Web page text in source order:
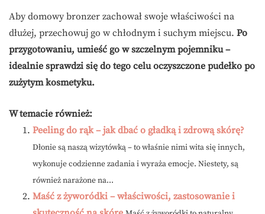
Aby domowy bronzer zachował swoje właściwości na
dłużej, przechowuj go w chłodnym i suchym miejscu. Po
przygotowaniu, umieść go w szczelnym pojemniku –
idealnie sprawdzi się do tego celu oczyszczone pudełko po
zużytym kosmetyku.
W temacie również:
Peeling do rąk – jak dbać o gładką i zdrową skórę?
Dłonie są naszą wizytówką – to właśnie nimi wita się innych,
wykonuje codzienne zadania i wyraża emocje. Niestety, są
również narażone na...
Maść z żyworódki – właściwości, zastosowanie i